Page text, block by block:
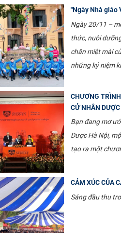
"Ngày Nhà giáo
Ngày 20/11 –
thức, nuôi
chân miệt mài
những kỷ niệm
CHƯƠNG
CỬ NHÂN
Bạn đang mơ
Dược Hà Nội,
tạo ra một
CẢM XÚC CỦA
Sáng đầu thu